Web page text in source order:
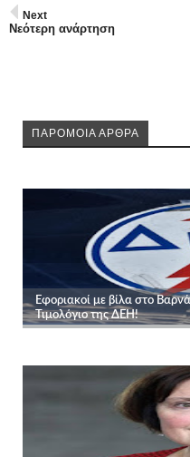
Next
Νεότερη ανάρτηση
ΠΑΡΟΜΟΙΑ ΑΡΘΡΑ